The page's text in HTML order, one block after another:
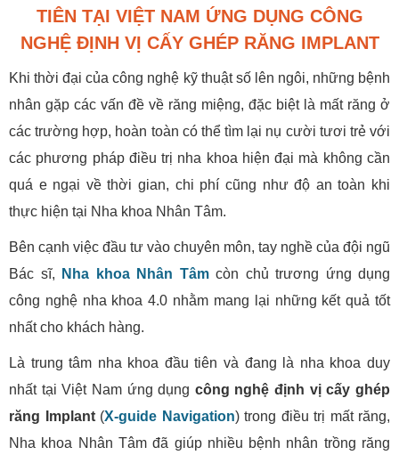
TIÊN TẠI VIỆT NAM ỨNG DỤNG CÔNG
NGHỆ ĐỊNH VỊ CẤY GHÉP RĂNG IMPLANT
Khi thời đại của công nghệ kỹ thuật số lên ngôi, những bệnh
nhân gặp các vấn đề về răng miệng, đặc biệt là mất răng ở
các trường hợp, hoàn toàn có thể tìm lại nụ cười tươi trẻ với
các phương pháp điều trị nha khoa hiện đại mà không cần
quá e ngại về thời gian, chi phí cũng như độ an toàn khi
thực hiện tại Nha khoa Nhân Tâm.
Bên cạnh việc đầu tư vào chuyên môn, tay nghề của đội ngũ
Bác sĩ,
Nha khoa Nhân Tâmcòn chủ trương ứng dụng
công nghệ nha khoa 4.0 nhằm mang lại những kết quả tốt
nhất cho khách hàng.
Là trung tâm nha khoa đầu tiên và đang là nha khoa duy
nhất tại Việt Nam ứng dụng công nghệ định vị cấy ghép
răng Implant(X-guide Navigation) trong điều trị mất răng,
Nha khoa Nhân Tâm đã giúp nhiều bệnh nhân trồng răng